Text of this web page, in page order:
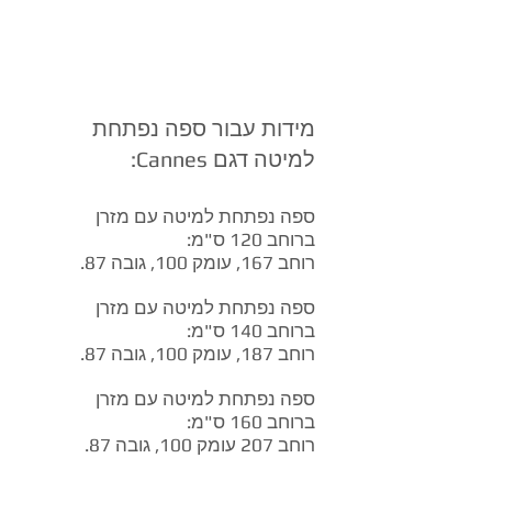
מידות עבור ספה נפתחת
למיטה דגם Cannes:
ספה נפתחת למיטה עם מזרן
ברוחב 120 ס"מ:
רוחב 167, עומק 100, גובה 87.
ספה נפתחת למיטה עם מזרן
ברוחב 140 ס"מ:
רוחב 187, עומק 100, גובה 87.
ספה נפתחת למיטה עם מזרן
ברוחב 160 ס"מ:
רוחב 207 עומק 100, גובה 87.